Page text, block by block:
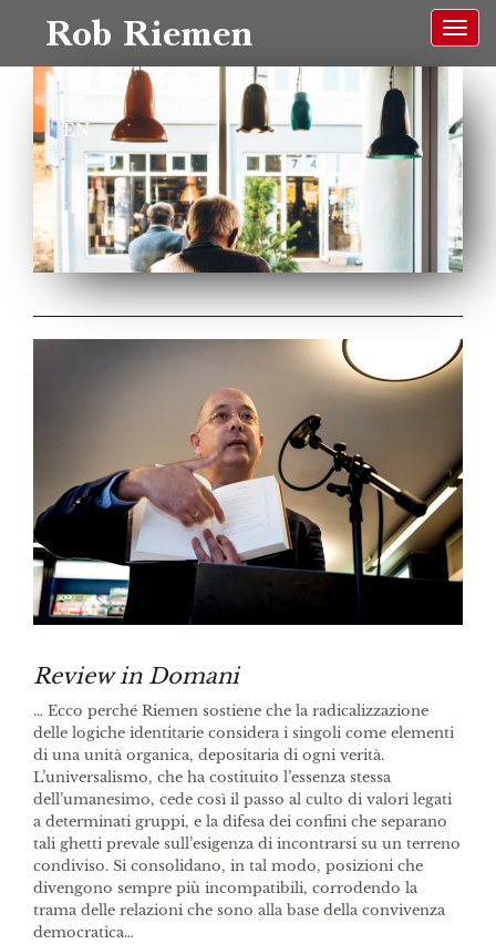
Rob Riemen
EN
Review in Domani
… Ecco perché Riemen sostiene che la radicalizzazione
delle logiche identitarie considera i singoli come elementi
di una unità organica, depositaria di ogni verità.
L’universalismo, che ha costituito l’essenza stessa
dell’umanesimo, cede così il passo al culto di valori legati
a determinati gruppi, e la difesa dei confini che separano
tali ghetti prevale sull’esigenza di incontrarsi su un terreno
condiviso. Si consolidano, in tal modo, posizioni che
divengono sempre più incompatibili, corrodendo la
trama delle relazioni che sono alla base della convivenza
democratica…